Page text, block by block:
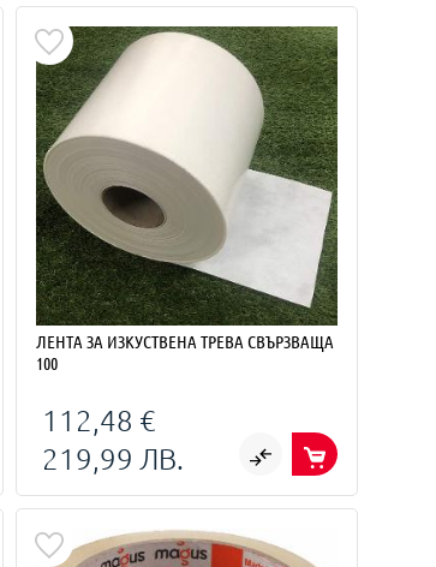
ЛЕНТА ЗА ИЗКУСТВЕНА ТРЕВА СВЪРЗВАЩА
100
112,48 €
219,99 ЛВ.